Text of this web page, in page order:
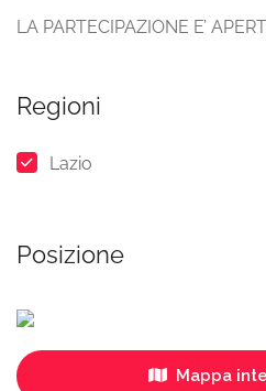
LA PARTECIPAZIONE E’
Regioni
Lazio
Posizione
Mappa